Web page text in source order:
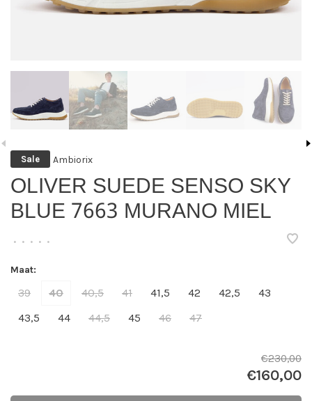
Sale Ambiorix
OLIVER SUEDE SENSO SKY
BLUE 7663 MURANO MIEL
• • • • •
Maat:
39 40 40,5 41 41,5 42 42,5
43
43,5
44 44,5 45 46 47
€230,00
€160,00